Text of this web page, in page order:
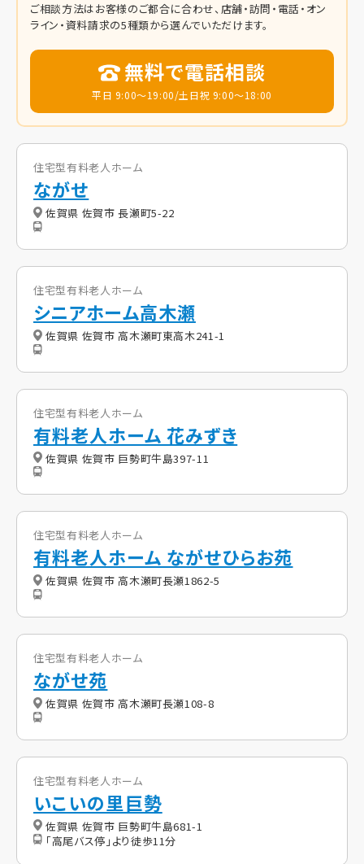
ご相談方法はお客様のご都合に合わせ、店舗・訪問・電話・オン
ライン・資料請求の5種類から選んでいただけます。
無料で電話相談
平日 9:00～19:00/土日祝 9:00～18:00
住宅型有料老人ホーム
ながせ
佐賀県 佐賀市 長瀬町5-22
住宅型有料老人ホーム
シニアホーム高木瀬
佐賀県 佐賀市 高木瀬町東高木241-1
住宅型有料老人ホーム
有料老人ホーム 花みずき
佐賀県 佐賀市 巨勢町牛島397-11
住宅型有料老人ホーム
有料老人ホーム ながせひらお苑
佐賀県 佐賀市 高木瀬町長瀬1862-5
住宅型有料老人ホーム
ながせ苑
佐賀県 佐賀市 高木瀬町長瀬108-8
住宅型有料老人ホーム
いこいの里巨勢
佐賀県 佐賀市 巨勢町牛島681-1
「高尾バス停」より徒歩11分